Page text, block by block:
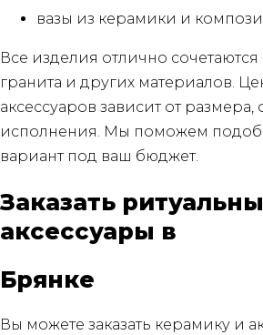
вазы из керамики и
Все изделия отлично сочетаются
гранита и других материалов.
аксессуаров зависит от
исполнения. Мы поможем
вариант под ваш бюджет.
Заказать
аксессуары в
Брянке
Вы можете заказать керамику и